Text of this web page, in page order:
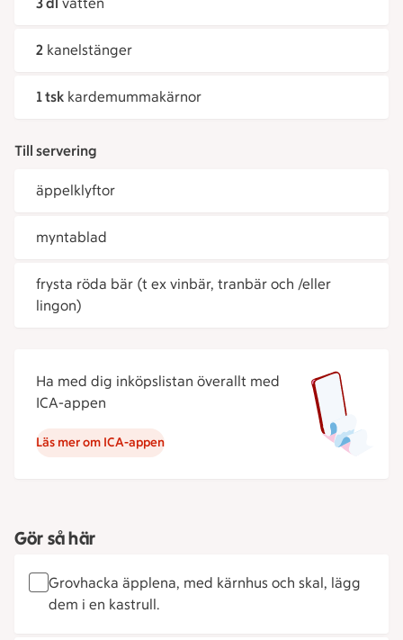
2 kanelstänger
1 tsk kardemummakärnor
Till servering
äppelklyftor
myntablad
frysta röda bär (t ex vinbär, tranbär och /eller
lingon)
Ha med dig inköpslistan överallt med
ICA-appen
Läs mer om ICA-appen
Gör så här
Grovhacka äpplena, med kärnhus och skal, lägg
dem i en kastrull.